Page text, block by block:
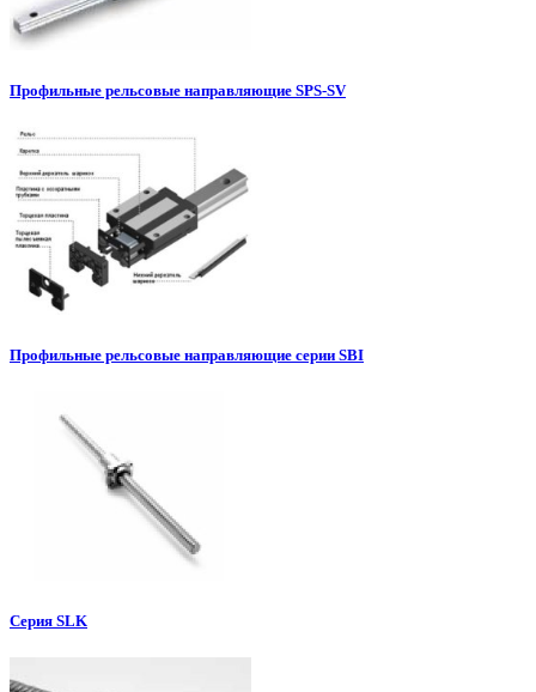
Профильные рельсовые направляющие SPS-SV
Профильные рельсовые направляющие серии SBI
Серия SLK